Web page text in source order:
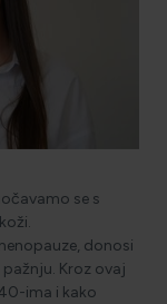
KOŽA
KOŽU NAKON
se s
donosi
Kroz ovaj
ima i kako